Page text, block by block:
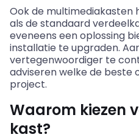
Ook de multimediakasten
als de standaard
eveneens een oplossing
installatie te upgraden.
vertegenwoordiger te
adviseren welke de beste
project.
Waarom kiezen
kast?